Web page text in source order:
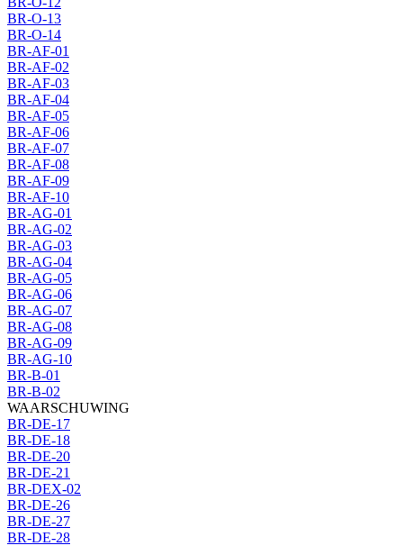
BR-O-13
BR-O-14
BR-AF-01
BR-AF-02
BR-AF-03
BR-AF-04
BR-AF-05
BR-AF-06
BR-AF-07
BR-AF-08
BR-AF-09
BR-AF-10
BR-AG-01
BR-AG-02
BR-AG-03
BR-AG-04
BR-AG-05
BR-AG-06
BR-AG-07
BR-AG-08
BR-AG-09
BR-AG-10
BR-B-01
BR-B-02
WAARSCHUWING
BR-DE-17
BR-DE-18
BR-DE-20
BR-DE-21
BR-DEX-02
BR-DE-26
BR-DE-27
BR-DE-28